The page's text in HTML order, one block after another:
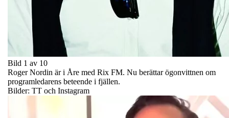
Bild 1 av 10
Roger Nordin är i Åre med Rix FM. Nu berättar ögonvittnen om
programledarens beteende i fjällen.
Bilder: TT och Instagram